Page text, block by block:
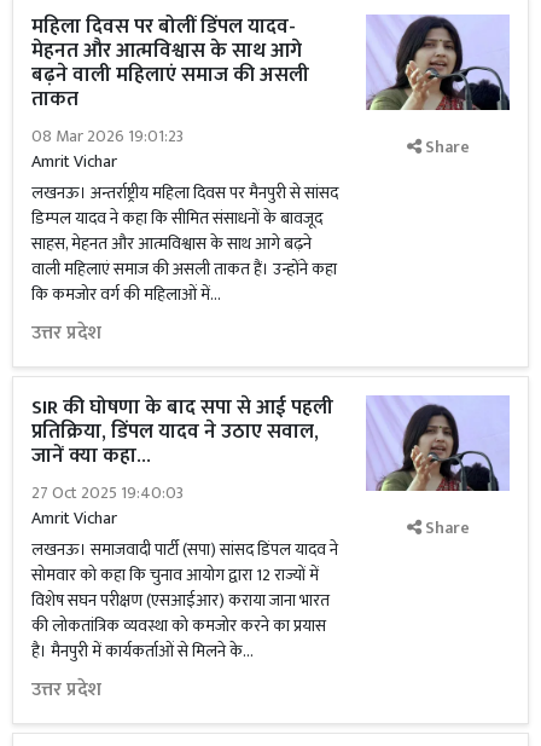
महिला दिवस पर बोलीं डिंपल यादव-
मेहनत और आत्मविश्वास के साथ आगे
बढ़ने वाली महिलाएं समाज की असली
ताकत
08 Mar 2026 19:01:23
Amrit Vichar
लखनऊ। अन्तर्राष्ट्रीय महिला दिवस पर मैनपुरी से सांसद
डिम्पल यादव ने कहा कि सीमित संसाधनों के बावजूद
साहस, मेहनत और आत्मविश्वास के साथ आगे बढ़ने
वाली महिलाएं समाज की असली ताकत हैं। उन्होंने कहा
कि कमजोर वर्ग की महिलाओं में...
उत्तर प्रदेश
Share
SIR की घोषणा के बाद सपा से आई पहली
प्रतिक्रिया, डिंपल यादव ने उठाए सवाल,
जानें क्या कहा...
27 Oct 2025 19:40:03
Amrit Vichar
लखनऊ। समाजवादी पार्टी (सपा) सांसद डिंपल यादव ने
सोमवार को कहा कि चुनाव आयोग द्वारा 12 राज्यों में
विशेष सघन परीक्षण (एसआईआर) कराया जाना भारत
की लोकतांत्रिक व्यवस्था को कमजोर करने का प्रयास
है। मैनपुरी में कार्यकर्ताओं से मिलने के...
उत्तर प्रदेश
Share